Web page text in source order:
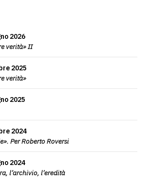
2026
verità» II
2025
verità»
2025
2024
Per Roberto Roversi
2024
l’archivio, l’eredità